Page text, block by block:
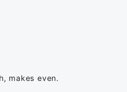
makes even.